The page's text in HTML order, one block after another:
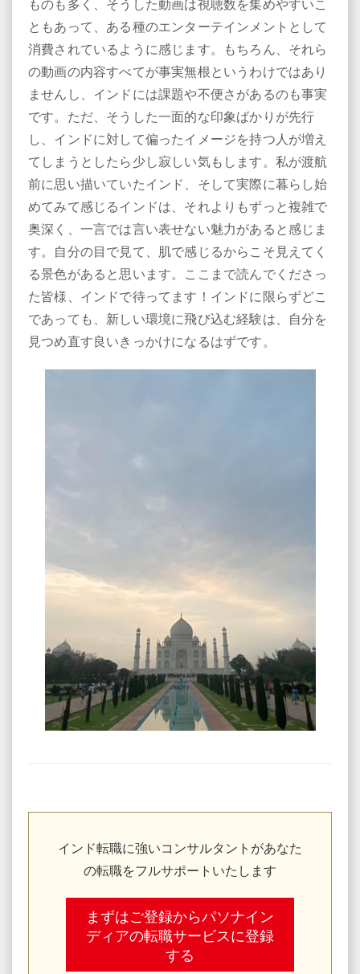
ものも多く、そうした動画は視聴数を集めやすいこ
ともあって、ある種のエンターテインメントとして
消費されているように感じます。もちろん、それら
の動画の内容すべてが事実無根というわけではあり
ませんし、インドには課題や不便さがあるのも事実
です。ただ、そうした一面的な印象ばかりが先行
し、インドに対して偏ったイメージを持つ人が増え
てしまうとしたら少し寂しい気もします。私が渡航
前に思い描いていたインド、そして実際に暮らし始
めてみて感じるインドは、それよりもずっと複雑で
奥深く、一言では言い表せない魅力があると感じま
す。自分の目で見て、肌で感じるからこそ見えてく
る景色があると思います。ここまで読んでくださっ
た皆様、インドで待ってます！インドに限らずどこ
であっても、新しい環境に飛び込む経験は、自分を
見つめ直す良いきっかけになるはずです。
インド転職に強いコンサルタントがあなた
の転職をフルサポートいたします
まずはご登録からパソナイン
ディアの転職サービスに登録
する